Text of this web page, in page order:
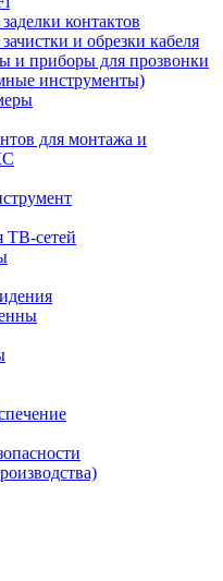
контактов
и обрезки кабеля
и приборы для прозвонки
инструменты)
для монтажа и
ТВ-сетей